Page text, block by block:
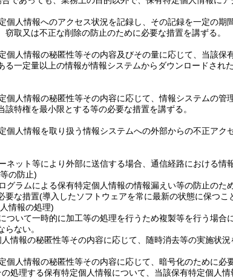
個人情報へのアクセス状況を記録し、その記録を一定の
窃取又は不正な削除の防止のために必要な措置を講ずる。
個人情報の秘匿性等その内容及びその量に応じて、当該
る一定量以上の情報が情報システムからダウンロードされ
個人情報の秘匿性等その内容に応じて、情報システムの
特権を最小限とする等の必要な措置を講ずる。
個人情報を取り扱う情報システムへの外部からの不正ア
ネット等により外部に送信する場合、通信経路における情
の防止)
グラムによる保有特定個人情報の情報漏えい等の防止の
要な措置(導入したソフトウェアを常に最新の状態に保つこ
情報の処理)
ついて一時的に加工等の処理を行うため複製等を行う場
ない。
情報の秘匿性等その内容に応じて、随時消去等の実施状況
個人情報の秘匿性等その内容に応じて、暗号化のために必
処理する保有特定個人情報について、当該保有特定個人